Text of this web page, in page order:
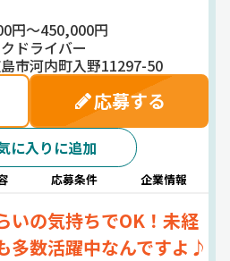
円～450,000円
ドライバー
市河内町入野11297-50
応募する
に入りに追加
応募条件 企業情報
いの気持ちでOK！未経
多数活躍中なんですよ♪